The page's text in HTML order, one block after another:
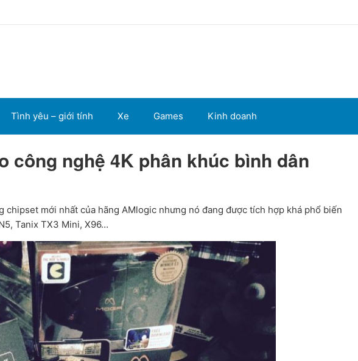
Tình yêu – giới tính Xe Games Kinh doanh
công nghệ 4K phân khúc bình dân
mới nhất của hãng AMlogic nhưng nó đang được tích hợp khá phổ biến
Tanix TX3 Mini, X96…